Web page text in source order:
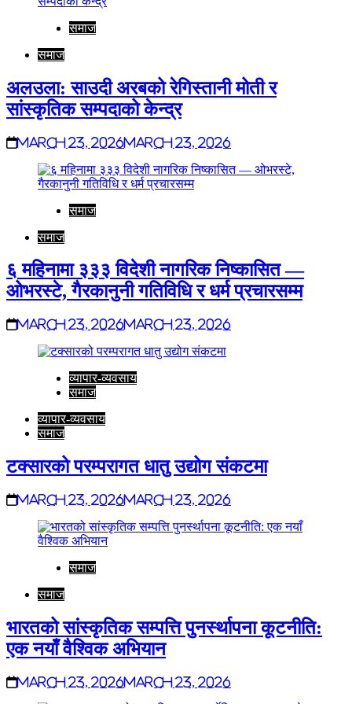
समाज
समाज
अलउला: साउदी अरबको रेगिस्तानी मोती र
सांस्कृतिक सम्पदाको केन्द्र
March 23, 2026March 23, 2026
समाज
समाज
६ महिनामा ३३३ विदेशी नागरिक निष्कासित —
ओभरस्टे, गैरकानुनी गतिविधि र धर्म प्रचारसम्म
March 23, 2026March 23, 2026
व्यापार-व्यवसाय
समाज
व्यापार-व्यवसाय
समाज
टक्सारको परम्परागत धातु उद्योग संकटमा
March 23, 2026March 23, 2026
समाज
समाज
भारतको सांस्कृतिक सम्पत्ति पुनर्स्थापना कूटनीति:
एक नयाँ वैश्विक अभियान
March 23, 2026March 23, 2026